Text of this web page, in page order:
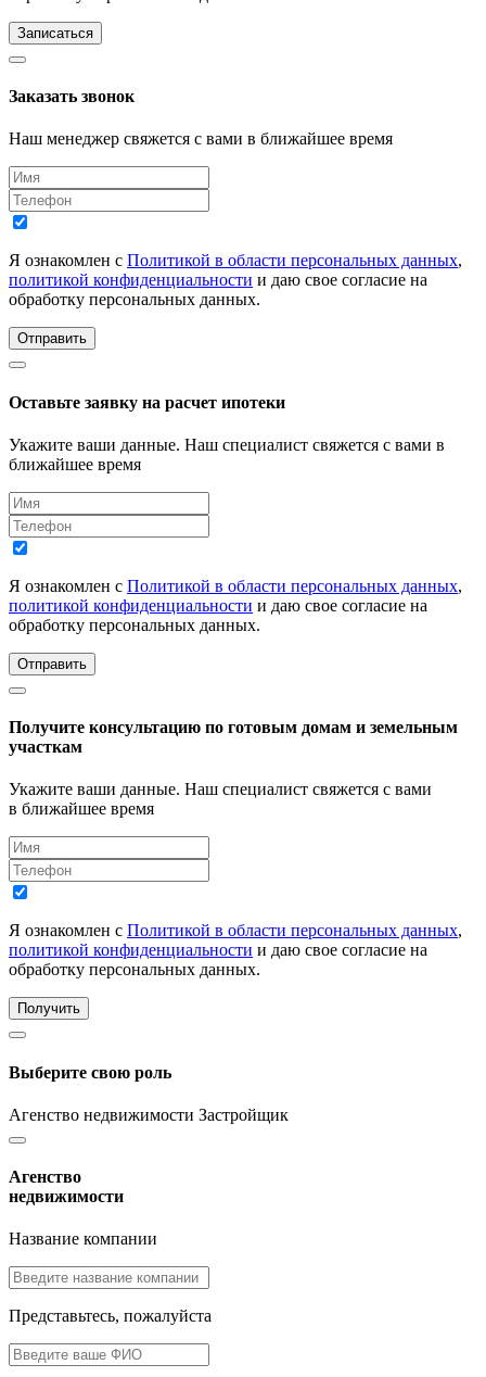
Записаться
Заказать звонок
Наш менеджер свяжется с вами в ближайшее время
Я ознакомлен с Политикой в области персональных данных,
политикой конфиденциальности и даю свое согласие на
обработку персональных данных.
Отправить
Оставьте заявку на расчет ипотеки
Укажите ваши данные. Наш специалист свяжется с вами в
ближайшее время
Я ознакомлен с Политикой в области персональных данных,
политикой конфиденциальности и даю свое согласие на
обработку персональных данных.
Отправить
Получите консультацию по готовым домам и земельным
участкам
Укажите ваши данные. Наш специалист свяжется с вами
в ближайшее время
Я ознакомлен с Политикой в области персональных данных,
политикой конфиденциальности и даю свое согласие на
обработку персональных данных.
Получить
Выберите свою роль
Агенство недвижимости Застройщик
Агенство
недвижимости
Название компании
Представьтесь, пожалуйста